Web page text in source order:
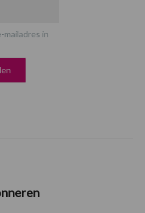
mailadres in